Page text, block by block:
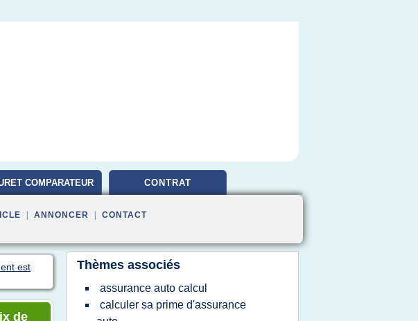
COMPARATEUR CONTRAT
ANNONCER CONTACT
est
de
Thèmes associés
assurance auto calcul
calculer sa prime d'assurance